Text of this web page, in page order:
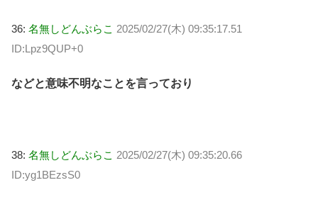
36: 名無しどんぶらこ 2025/02/27(木) 09:35:17.51
ID:Lpz9QUP+0
などと意味不明なことを言っており
38: 名無しどんぶらこ 2025/02/27(木) 09:35:20.66
ID:yg1BEzsS0